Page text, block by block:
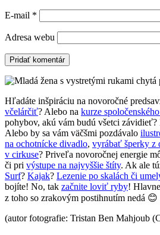
E-mail *
Adresa webu
Hľadáte inšpiráciu na novoročné
včelárčiť? Alebo na kurze
pohybov, akú vám budú všetci závidieť?
Alebo by sa vám väčšmi pozdávalo
na ochotnícke divadlo, vyrábať šperky z
v cirkuse? Priveľa novoročnej energie
či pri výstupe na najvyššie štíty. Ak ale
Surf? Kajak? Lezenie po skalách či
bojíte! No, tak začnite loviť ryby!
z toho so zrakovým postihnutím nedá 😊
(autor fotografie: Tristan Ben Mahjoub